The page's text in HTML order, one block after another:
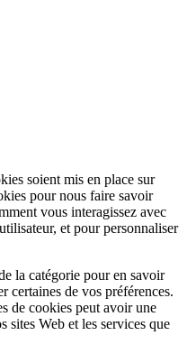
soient mis en place sur
pour nous faire savoir
vous interagissez avec
et pour personnaliser
la catégorie pour en savoir
certaines de vos préférences.
de cookies peut avoir une
sites Web et les services que